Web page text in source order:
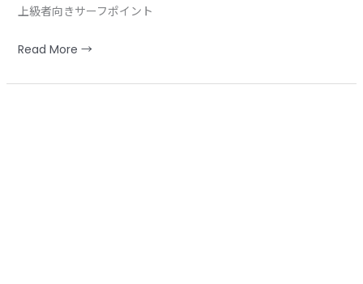
上級者向きサーフポイント
Read More →